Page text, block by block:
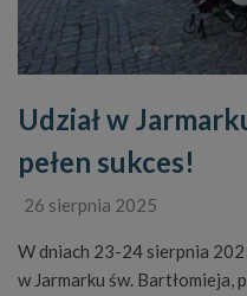
Udział w
pełen sukces!
26 sierpnia 2025
W dniach 23-24 sierpnia
w Jarmarku św.